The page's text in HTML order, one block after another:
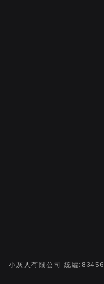
小灰人有限公司 統編